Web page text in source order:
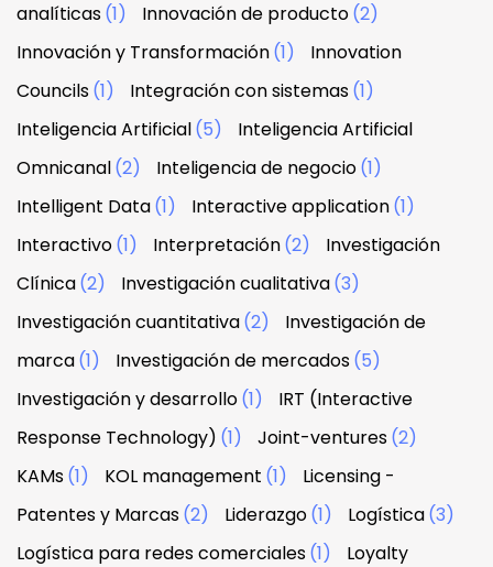
analíticas(1) Innovación de producto(2)
Innovación y Transformación(1)
Innovation
Councils(1) Integración con sistemas(1)
Inteligencia Artificial(5)
Inteligencia Artificial
Omnicanal(2) Inteligencia de negocio(1)
Intelligent Data(1) Interactive application(1)
Interactivo(1) Interpretación(2)
Investigación
Clínica(2) Investigación cualitativa(3)
Investigación cuantitativa(2)
Investigación de
marca(1) Investigación de mercados(5)
Investigación y desarrollo(1)
IRT (Interactive
Response Technology) (1) Joint-ventures(2)
KAMs(1) KOL management (1)
Licensing -
Patentes y Marcas(2) Liderazgo(1) Logística(3)
Logística para redes comerciales(1)
Loyalty